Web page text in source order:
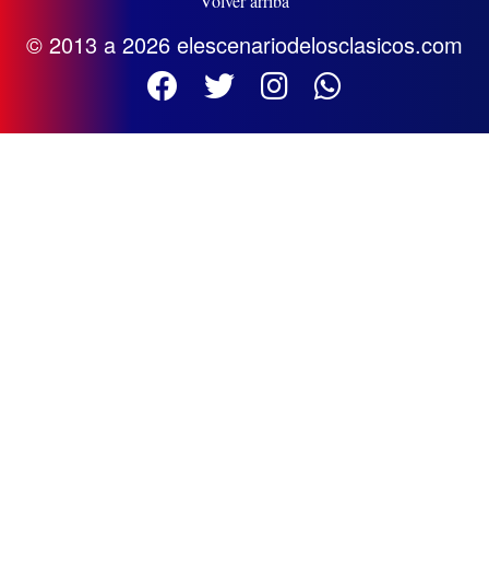
© 2013 a 2026 elescenariodelosclasicos.com